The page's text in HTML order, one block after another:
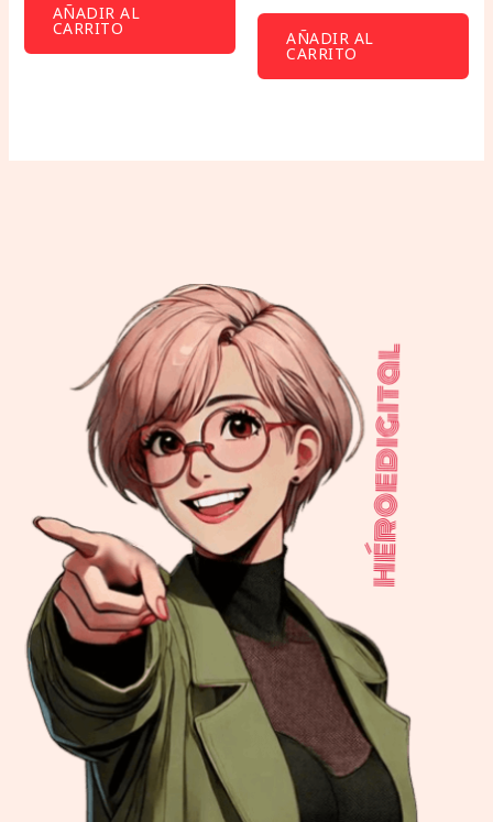
AÑADIR AL
CARRITO AÑADIR AL
CARRITO